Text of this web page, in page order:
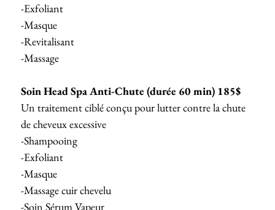
-Exfoliant
-Masque
-Revitalisant
-Massage
Soin Head Spa Anti-Chute (durée 60 min) 185$
Un traitement ciblé conçu pour lutter contre la chute
de cheveux excessive
-Shampooing
-Exfoliant
-Masque
-Massage cuir chevelu
-Soin Sérum Vapeur